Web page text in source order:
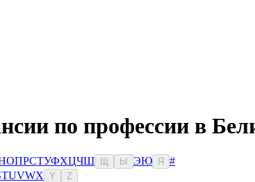
по профессии в
ОПРСТУФХЦЧШ Ы ЭЮ Я
#
TUVWX Y Z